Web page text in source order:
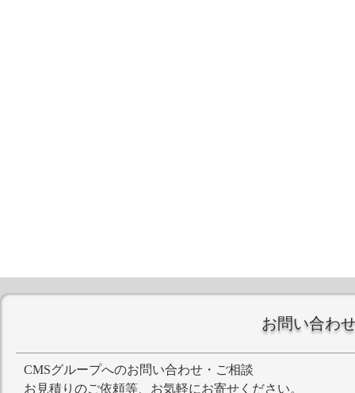
お問い合わ
CMSグループへのお問い合わせ・ご相談
お見積りのご依頼等、お気軽にお寄せください。